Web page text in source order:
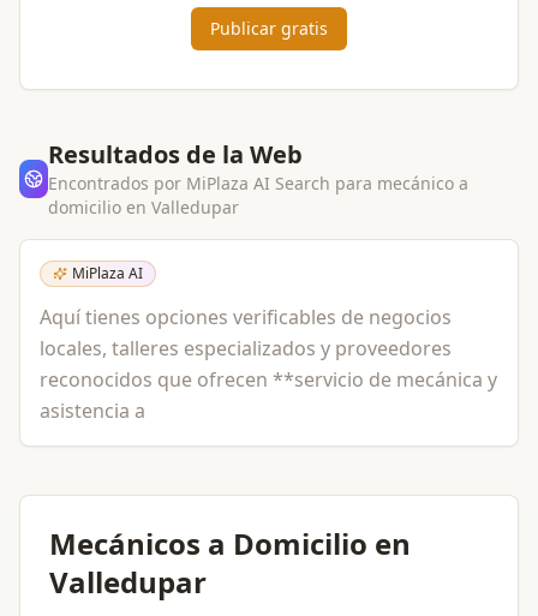
Publicar gratis
Resultados de la Web
Encontrados por MiPlaza AI Search para mecánico a
domicilio enValledupar
MiPlaza AI
Aquí tienes opciones verificables de negocios
locales, talleres especializados y proveedores
reconocidos que ofrecen **servicio de mecánica y
asistencia a
Mecánicos a Domicilio en
Valledupar